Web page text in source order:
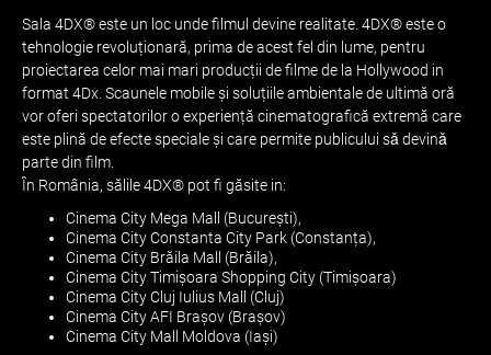
Sala 4DX® este un loc unde filmul devine realitate. 4DX® este o
tehnologie revoluționară, prima de acest fel din lume, pentru
proiectarea celor mai mari producții de filme de la Hollywood in
format 4Dx. Scaunele mobile și soluțiile ambientale de ultimă oră
vor oferi spectatorilor o experiență cinematografică extremă care
este plină de efecte speciale și care permite publicului sǎ devinǎ
parte din film.
În România, sălile 4DX® pot fi găsite in:
Cinema City Mega Mall (București),
Cinema City Constanta City Park (Constanța),
Cinema City Brăila Mall (Brăila),
Cinema City Timișoara Shopping City (Timișoara)
Cinema City Cluj Iulius Mall (Cluj)
Cinema City AFI Brașov (Brașov)
Cinema City Mall Moldova (Iași)